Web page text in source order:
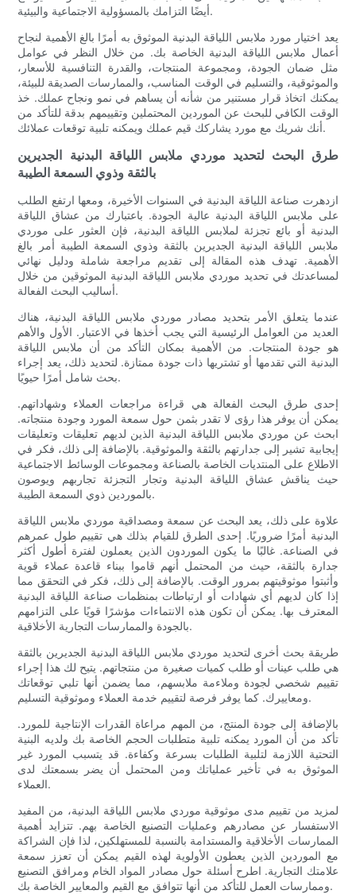
أيضًا التزامك بالمسؤولية الاجتماعية والبيئية.
يعد اختيار مورد ملابس اللياقة البدنية الموثوق به أمرًا بالغ الأهمية لنجاح
أعمال ملابس اللياقة البدنية الخاصة بك. من خلال النظر في عوامل
مثل ضمان الجودة، ومجموعة المنتجات، والقدرة التنافسية للأسعار،
والموثوقية، والتسليم في الوقت المناسب، والممارسات الصديقة للبيئة،
يمكنك اتخاذ قرار مستنير من شأنه أن يساهم في نمو ونجاح عملك. خذ
الوقت الكافي للبحث عن الموردين المحتملين وتقييمهم بدقة للتأكد من
أنك شريك مع مورد يشاركك قيم عملك ويمكنه تلبية توقعات عملائك.
طرق البحث لتحديد موردي ملابس اللياقة البدنية الجديرين
بالثقة وذوي السمعة الطيبة
ازدهرت صناعة اللياقة البدنية في السنوات الأخيرة، ومعها ارتفع الطلب
على ملابس اللياقة البدنية عالية الجودة. باعتبارك من عشاق اللياقة
البدنية أو بائع تجزئة لملابس اللياقة البدنية، فإن العثور على موردي
ملابس اللياقة البدنية الجديرين بالثقة وذوي السمعة الطيبة أمر بالغ
الأهمية. تهدف هذه المقالة إلى تقديم مراجعة شاملة ودليل نهائي
لمساعدتك في تحديد موردي ملابس اللياقة البدنية الموثوقين من خلال
أساليب البحث الفعالة.
عندما يتعلق الأمر بتحديد مصادر موردي ملابس اللياقة البدنية، هناك
العديد من العوامل الرئيسية التي يجب أخذها في الاعتبار. الأول والأهم
هو جودة المنتجات. من الأهمية بمكان التأكد من أن ملابس اللياقة
البدنية التي تقدمها أو تشتريها ذات جودة ممتازة. لتحديد ذلك، يعد إجراء
بحث شامل أمرًا حيويًا.
إحدى طرق البحث الفعالة هي قراءة مراجعات العملاء وشهاداتهم.
يمكن أن يوفر هذا رؤى لا تقدر بثمن حول سمعة المورد وجودة منتجاته.
ابحث عن موردي ملابس اللياقة البدنية الذين لديهم تعليقات وتعليقات
إيجابية تشير إلى جدارتهم بالثقة والموثوقية. بالإضافة إلى ذلك، فكر في
الاطلاع على المنتديات الخاصة بالصناعة ومجموعات الوسائط الاجتماعية
حيث يناقش عشاق اللياقة البدنية وتجار التجزئة تجاربهم ويوصون
بالموردين ذوي السمعة الطيبة.
علاوة على ذلك، يعد البحث عن سمعة ومصداقية موردي ملابس اللياقة
البدنية أمرًا ضروريًا. إحدى الطرق للقيام بذلك هي تقييم طول عمرهم
في الصناعة. غالبًا ما يكون الموردون الذين يعملون لفترة أطول أكثر
جدارة بالثقة، حيث من المحتمل أنهم قاموا ببناء قاعدة عملاء قوية
وأثبتوا موثوقيتهم بمرور الوقت. بالإضافة إلى ذلك، فكر في التحقق مما
إذا كان لديهم أي شهادات أو ارتباطات بمنظمات صناعة اللياقة البدنية
المعترف بها. يمكن أن تكون هذه الانتماءات مؤشرًا قويًا على التزامهم
بالجودة والممارسات التجارية الأخلاقية.
طريقة بحث أخرى لتحديد موردي ملابس اللياقة البدنية الجديرين بالثقة
هي طلب عينات أو طلب كميات صغيرة من منتجاتهم. يتيح لك هذا إجراء
تقييم شخصي لجودة وملاءمة ملابسهم، مما يضمن أنها تلبي توقعاتك
ومعاييرك. كما يوفر فرصة لتقييم خدمة العملاء وموثوقية التسليم.
بالإضافة إلى جودة المنتج، من المهم مراعاة القدرات الإنتاجية للمورد.
تأكد من أن المورد يمكنه تلبية متطلبات الحجم الخاصة بك ولديه البنية
التحتية اللازمة لتلبية الطلبات بسرعة وكفاءة. قد يتسبب المورد غير
الموثوق به في تأخير عملياتك ومن المحتمل أن يضر بسمعتك لدى
العملاء.
لمزيد من تقييم مدى موثوقية موردي ملابس اللياقة البدنية، من المفيد
الاستفسار عن مصادرهم وعمليات التصنيع الخاصة بهم. تتزايد أهمية
الممارسات الأخلاقية والمستدامة بالنسبة للمستهلكين، لذا فإن الشراكة
مع الموردين الذين يعطون الأولوية لهذه القيم يمكن أن تعزز سمعة
علامتك التجارية. اطرح أسئلة حول مصادر المواد الخام ومرافق التصنيع
وممارسات العمل للتأكد من أنها تتوافق مع القيم والمعايير الخاصة بك.